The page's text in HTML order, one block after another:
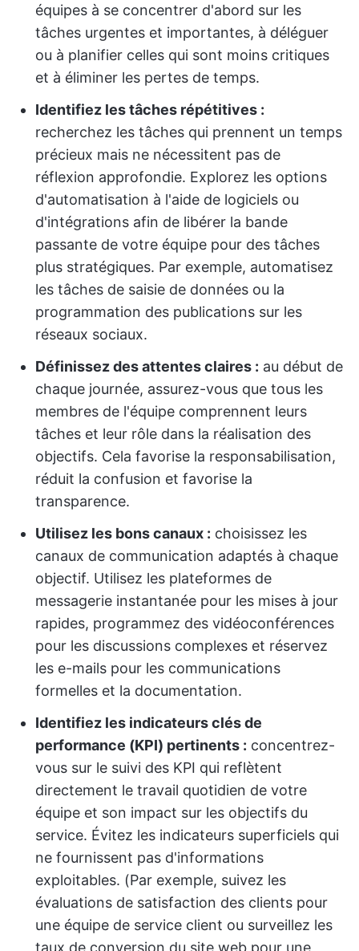
équipes à se concentrer d'abord sur les
tâches urgentes et importantes, à déléguer
ou à planifier celles qui sont moins critiques
et à éliminer les pertes de temps.
Identifiez les tâches répétitives :
recherchez les tâches qui prennent un temps
précieux mais ne nécessitent pas de
réflexion approfondie. Explorez les options
d'automatisation à l'aide de logiciels ou
d'intégrations afin de libérer la bande
passante de votre équipe pour des tâches
plus stratégiques. Par exemple, automatisez
les tâches de saisie de données ou la
programmation des publications sur les
réseaux sociaux.
Définissez des attentes claires : au début de
chaque journée, assurez-vous que tous les
membres de l'équipe comprennent leurs
tâches et leur rôle dans la réalisation des
objectifs. Cela favorise la responsabilisation,
réduit la confusion et favorise la
transparence.
Utilisez les bons canaux : choisissez les
canaux de communication adaptés à chaque
objectif. Utilisez les plateformes de
messagerie instantanée pour les mises à jour
rapides, programmez des vidéoconférences
pour les discussions complexes et réservez
les e-mails pour les communications
formelles et la documentation.
Identifiez les indicateurs clés de
performance (KPI) pertinents : concentrez-
vous sur le suivi des KPI qui reflètent
directement le travail quotidien de votre
équipe et son impact sur les objectifs du
service. Évitez les indicateurs superficiels qui
ne fournissent pas d'informations
exploitables. (Par exemple, suivez les
évaluations de satisfaction des clients pour
une équipe de service client ou surveillez les
taux de conversion du site web pour une